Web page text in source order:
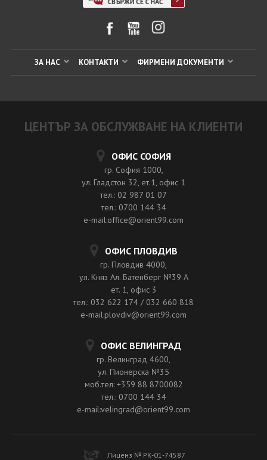
ЗА НАС КОНТАКТИ ФИРМЕНИ ДОКУМЕНТИ
ЦЕНТЪР ЗА ОБСЛУЖВАНЕ НА КЛИЕНТИ
ОФИС СОФИЯ
гр. София 1000,
ул. Гладстон 32, ет.1, офис 1
тел.: 02 987 01 07
тел.: 0700 144 34
e-mail:office@orient99.com
ОФИС ПЛОВДИВ
гр. Пловдив 4000,
ул. Княз Ал. Батенберг №39 A
ет. 1, офис 3
тел.: 032 622 174 / 032 660 818
e-mail:plovdiv@orient99.com
ОФИС ВЕЛИНГРАД
гр. Велинград 4600,
ул. Пионерска №35
моб.тел: +359 88 8700082
тел.: 0700 144 34
e-mail:velingrad@orient99.com
Лиценз № РК-01-74587